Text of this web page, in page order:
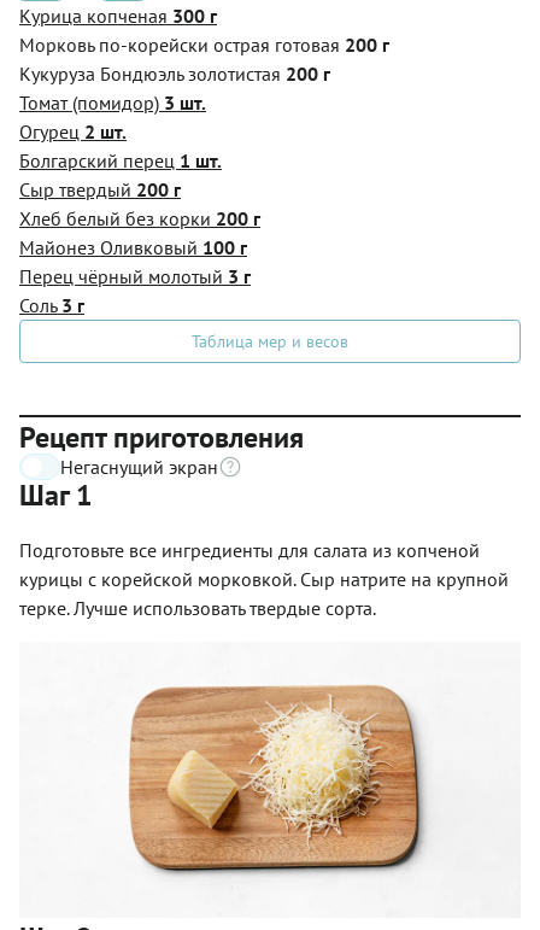
Курица копченая 300 г
Морковь по-корейски острая готовая 200 г
Кукуруза Бондюэль золотистая 200 г
Томат (помидор) 3 шт.
Огурец 2 шт.
Болгарский перец 1 шт.
Сыр твердый 200 г
Хлеб белый без корки 200 г
Майонез Оливковый 100 г
Перец чёрный молотый 3 г
Соль 3 г
Таблица мер и весов
Рецепт приготовления
Негаснущий экран
Шаг 1
Подготовьте все ингредиенты для салата из копченой
курицы с корейской морковкой. Сыр натрите на крупной
терке. Лучше использовать твердые сорта.